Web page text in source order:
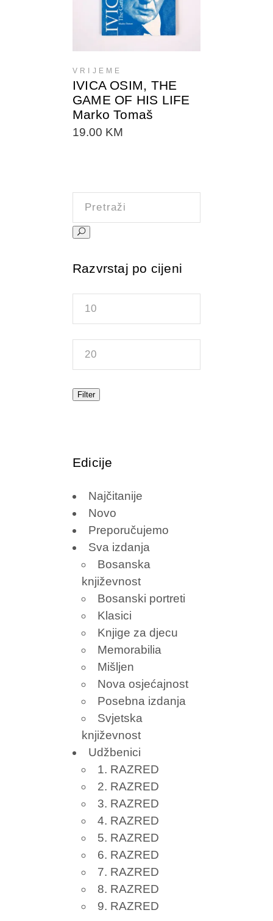
VRIJEME
IVICA OSIM, THE
GAME OF HIS LIFE
Marko Tomaš
19.00 KM
Razvrstaj po cijeni
Filter
Edicije
Najčitanije
Novo
Preporučujemo
Sva izdanja
Bosanska
književnost
Bosanski portreti
Klasici
Knjige za djecu
Memorabilia
Mišljen
Nova osjećajnost
Posebna izdanja
Svjetska
književnost
Udžbenici
1. RAZRED
2. RAZRED
3. RAZRED
4. RAZRED
5. RAZRED
6. RAZRED
7. RAZRED
8. RAZRED
9. RAZRED